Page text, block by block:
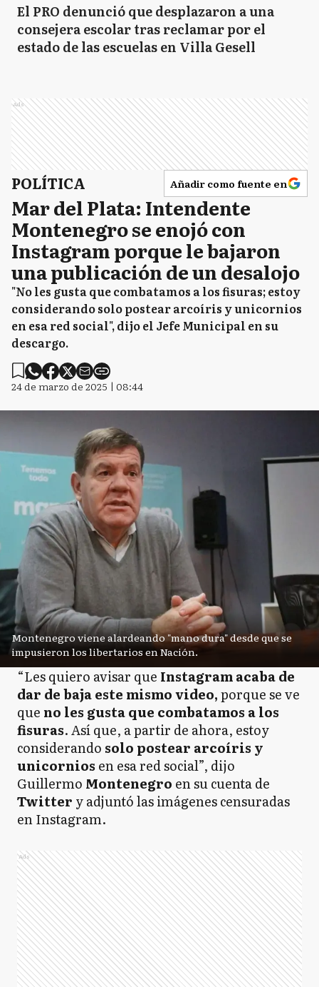
El PRO denunció que desplazaron a una
consejera escolar tras reclamar por el
estado de las escuelas en Villa Gesell
Ads
POLÍTICA Añadir como fuente en
Mar del Plata: Intendente
Montenegro se enojó con
Instagram porque le bajaron
una publicación de un desalojo
"No les gusta que combatamos a los fisuras; estoy
considerando solo postear arcoíris y unicornios
en esa red social", dijo el Jefe Municipal en su
descargo.
24 de marzo de 2025 | 08:44
Montenegro viene alardeando "mano dura" desde que se
impusieron los libertarios en Nación.
“Les quiero avisar que Instagram acaba de
dar de baja este mismo video,porque se ve
que no les gusta que combatamos a los
fisuras. Así que, a partir de ahora, estoy
considerando solo postear arcoíris y
unicornios en esa red social”, dijo
Guillermo Montenegro en su cuenta de
Twitter y adjuntó las imágenes censuradas
en Instagram.
Ads